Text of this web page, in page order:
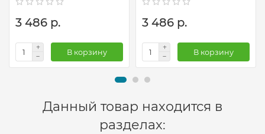
3 486 р.
В корзину
3 486 р.
В корзину
Данный товар находится в
разделах: